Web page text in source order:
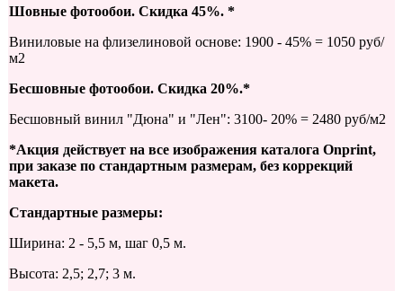
Шовные фотообои. Скидка 45%. *
Виниловые на флизелиновой основе: 1900 - 45% = 1050 руб/
м2
Бесшовные фотообои. Скидка 20%.*
Бесшовный винил "Дюна" и "Лен": 3100- 20% = 2480 руб/м2
*Акция действует на все изображения каталога Onprint,
при заказе по стандартным размерам, без коррекций
макета.
Стандартные размеры:
Ширина: 2 - 5,5 м, шаг 0,5 м.
Высота: 2,5; 2,7; 3 м.